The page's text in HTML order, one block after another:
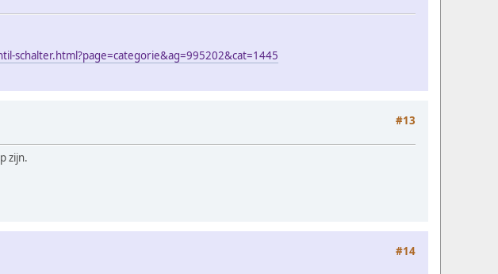
schalter.html?page=categorie&ag=995202&cat=1445
#13
zijn.
#14